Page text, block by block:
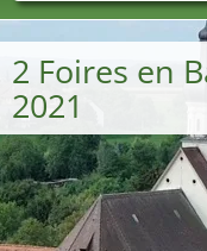
2 Foires en
2021
Foire noms
Secteurs du